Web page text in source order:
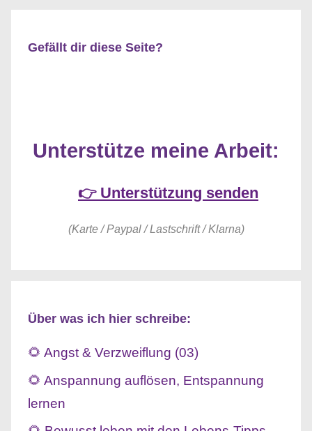
Gefällt dir diese Seite?
Unterstütze meine Arbeit:
👉 Unterstützung senden
(Karte / Paypal / Lastschrift / Klarna)
Über was ich hier schreibe:
🌻 Angst & Verzweiflung (03)
🌻 Anspannung auflösen, Entspannung
lernen